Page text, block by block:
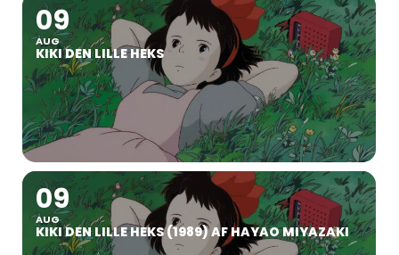
09
AUG
KIKI DEN LILLE HEKS
09
AUG
KIKI DEN LILLE HEKS (1989) AF HAYAO MIYAZAKI